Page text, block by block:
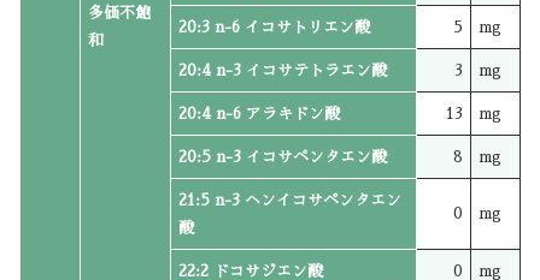
多価不飽
和
20:3 n-6 イコサトリエン酸 5 mg
20:4 n-3 イコサテトラエン酸 3 mg
20:4 n-6 アラキドン酸 13 mg
20:5 n-3 イコサペンタエン酸 8 mg
21:5 n-3 ヘンイコサペンタエン
酸
0 mg
22:2 ドコサジエン酸 0 mg